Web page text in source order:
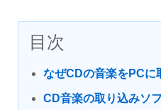
目次
なぜCDの音楽をPCに
CD音楽の取り込みソ